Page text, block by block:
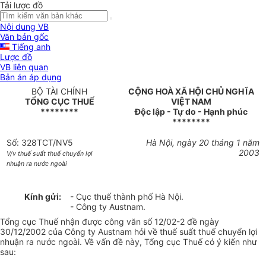
Tải lược đồ
Nội dung VB
Văn bản gốc
Tiếng anh
Lược đồ
VB liên quan
Bản án áp dụng
BỘ TÀI CHÍNH
TỔNG CỤC THUẾ
********
CỘNG HOÀ XÃ HỘI CHỦ NGHĨA
VIỆT NAM
Độc lập - Tự do - Hạnh phúc
********
Số: 328TCT/NV5
V/v thuế suất thuế chuyển lợi
nhuận ra nước ngoài
Hà Nội, ngày 20 tháng 1 năm
2003
Kính gửi:
- Cục thuế thành phố Hà Nội.
- Công ty Austnam.
Tổng cục Thuế nhận được công văn số 12/02-2 đề ngày
30/12/2002 của Công ty Austnam hỏi về thuế suất thuế chuyển lợi
nhuận ra nước ngoài. Về vấn đề này, Tổng cục Thuế có ý kiến như
sau: